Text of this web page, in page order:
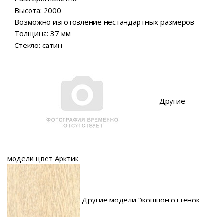
Высота: 2000
Возможно изготовление нестандартных размеров
Толщина: 37 мм
Стекло: сатин
Другие
модели цвет Арктик
Другие модели Экошпон оттенок